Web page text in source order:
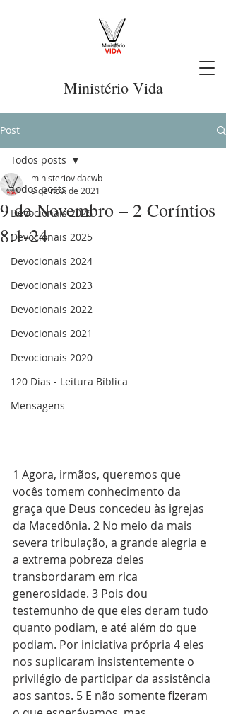
Ministério Vida
Post
Todos posts
Devocionais 2026
Devocionais 2025
Devocionais 2024
Devocionais 2023
Devocionais 2022
Devocionais 2021
Devocionais 2020
120 Dias - Leitura Bíblica
Mensagens
Todos posts
9 de Novembro – 2 Coríntios
8:1-24
ministeriovidacwb
9 de nov. de 2021
1 Agora, irmãos, queremos que
vocês tomem conhecimento da
graça que Deus concedeu às igrejas
da Macedônia. 2 No meio da mais
severa tribulação, a grande alegria e
a extrema pobreza deles
transbordaram em rica
generosidade. 3 Pois dou
testemunho de que eles deram tudo
quanto podiam, e até além do que
podiam. Por iniciativa própria 4 eles
nos suplicaram insistentemente o
privilégio de participar da assistência
aos santos. 5 E não somente fizeram